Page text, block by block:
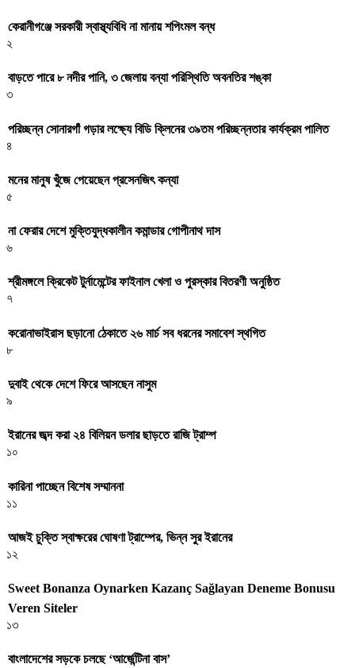
কেরানীগঞ্জে সরকারী স্বাস্থ্যবিধি না মানায় শপিংমল বন্ধ
২
বাড়তে পারে ৮ নদীর পানি, ৩ জেলায় বন্যা পরিস্থিতি অবনতির শঙ্কা
৩
পরিচ্ছন্ন সোনারগাঁ গড়ার লক্ষ্যে বিডি ক্লিনের ৩৯তম পরিচ্ছন্নতার কার্যক্রম পালিত
৪
মনের মানুষ খুঁজে পেয়েছেন প্রসেনজিৎ কন্যা
৫
না ফেরার দেশে মুক্তিযুদ্ধকালীন কমান্ডার গোপীনাথ দাস
৬
শ্রীমঙ্গলে ক্রিকেট টুর্নামেন্টের ফাইনাল খেলা ও পুরস্কার বিতরণী অনুষ্ঠিত
৭
করোনাভাইরাস ছড়ানো ঠেকাতে ২৬ মার্চ সব ধরনের সমাবেশ স্থগিত
৮
দুবাই থেকে দেশে ফিরে আসছেন নাসুম
৯
ইরানের জব্দ করা ২৪ বিলিয়ন ডলার ছাড়তে রাজি ট্রাম্প
১০
কারিনা পাচ্ছেন বিশেষ সম্মাননা
১১
আজই চুক্তি স্বাক্ষরের ঘোষণা ট্রাম্পের, ভিন্ন সুর ইরানের
১২
Sweet Bonanza Oynarken Kazanç Sağlayan Deneme Bonusu
Veren Siteler
১৩
বাংলাদেশের সড়কে চলছে ‘আর্জেন্টিনা বাস’